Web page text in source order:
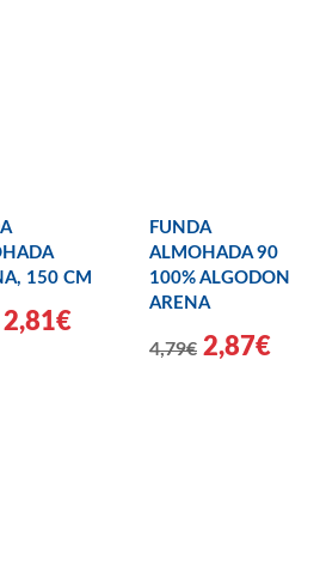
150 CM
2,81€
FUNDA
ALMOHADA 90
100% ALGODON
ARENA
4,79€ 2,87€